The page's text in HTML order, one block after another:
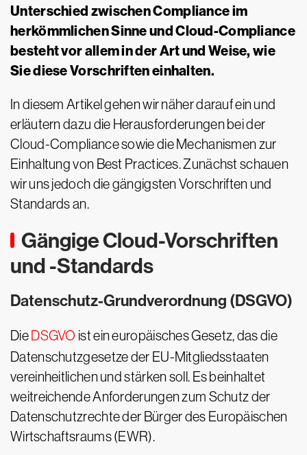
Unterschied zwischen Compliance im
herkömmlichen Sinne und Cloud-Compliance
besteht vor allem in der Art und Weise, wie
Sie diese Vorschriften einhalten.
In diesem Artikel gehen wir näher darauf ein und
erläutern dazu die Herausforderungen bei der
Cloud-Compliance sowie die Mechanismen zur
Einhaltung von Best Practices. Zunächst schauen
wir uns jedoch die gängigsten Vorschriften und
Standards an.
Gängige Cloud-Vorschriften
und -Standards
Datenschutz-Grundverordnung (DSGVO)
Die DSGVO ist ein europäisches Gesetz, das die
Datenschutzgesetze der EU-Mitgliedsstaaten
vereinheitlichen und stärken soll. Es beinhaltet
weitreichende Anforderungen zum Schutz der
Datenschutzrechte der Bürger des Europäischen
Wirtschaftsraums (EWR).